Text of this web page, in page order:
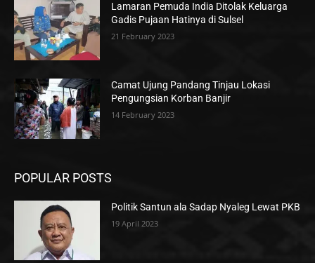
Lamaran Pemuda India Ditolak Keluarga
Gadis Pujaan Hatinya di Sulsel
21 February 2023
Camat Ujung Pandang Tinjau Lokasi
Pengungsian Korban Banjir
14 February 2023
POPULAR POSTS
Politik Santun ala Sadap Nyaleg Lewat PKB
19 April 2023